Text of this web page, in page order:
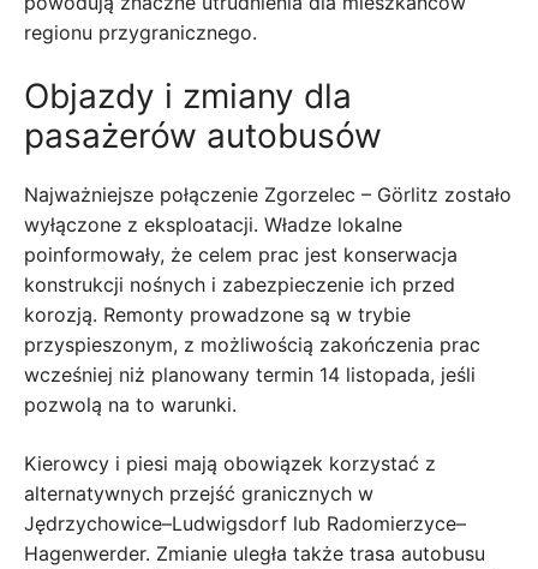
regionu przygranicznego.
Objazdy i zmiany dla
pasażerów autobusów
Najważniejsze połączenie Zgorzelec – Görlitz zostało
wyłączone z eksploatacji. Władze lokalne
poinformowały, że celem prac jest konserwacja
konstrukcji nośnych i zabezpieczenie ich przed
korozją. Remonty prowadzone są w trybie
przyspieszonym, z możliwością zakończenia prac
wcześniej niż planowany termin 14 listopada, jeśli
pozwolą na to warunki.
Kierowcy i piesi mają obowiązek korzystać z
alternatywnych przejść granicznych w
Jędrzychowice–Ludwigsdorf lub Radomierzyce–
Hagenwerder. Zmianie uległa także trasa autobusu